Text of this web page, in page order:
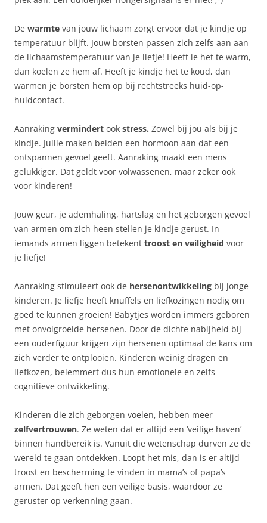
De warmte van jouw lichaam zorgt ervoor dat je kindje op
temperatuur blijft. Jouw borsten passen zich zelfs aan aan
de lichaamstemperatuur van je liefje! Heeft ie het te warm,
dan koelen ze hem af. Heeft je kindje het te koud, dan
warmen je borsten hem op bij rechtstreeks huid-op-
huidcontact.
Aanraking vermindert ook stress. Zowel bij jou als bij je
kindje. Jullie maken beiden een hormoon aan dat een
ontspannen gevoel geeft. Aanraking maakt een mens
gelukkiger. Dat geldt voor volwassenen, maar zeker ook
voor kinderen!
Jouw geur, je ademhaling, hartslag en het geborgen gevoel
van armen om zich heen stellen je kindje gerust. In
iemands armen liggen betekent troost en veiligheid voor
je liefje!
Aanraking stimuleert ook de hersenontwikkeling bij jonge
kinderen. Je liefje heeft knuffels en liefkozingen nodig om
goed te kunnen groeien! Babytjes worden immers geboren
met onvolgroeide hersenen. Door de dichte nabijheid bij
een ouderfiguur krijgen zijn hersenen optimaal de kans om
zich verder te ontplooien. Kinderen weinig dragen en
liefkozen, belemmert dus hun emotionele en zelfs
cognitieve ontwikkeling.
Kinderen die zich geborgen voelen, hebben meer
zelfvertrouwen. Ze weten dat er altijd een ‘veilige haven’
binnen handbereik is. Vanuit die wetenschap durven ze de
wereld te gaan ontdekken. Loopt het mis, dan is er altijd
troost en bescherming te vinden in mama’s of papa’s
armen. Dat geeft hen een veilige basis, waardoor ze
geruster op verkenning gaan.